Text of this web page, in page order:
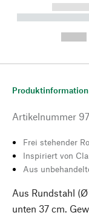
-----------
Produktinformation
Artikelnummer
Frei stehender
Inspiriert von
Aus
Aus Rundstahl
unten 37 cm.